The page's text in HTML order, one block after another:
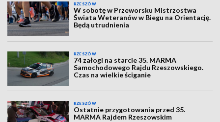
RZESZÓW
W sobotę w Przeworsku Mistrzostwa
Świata Weteranów w Biegu na Orientację.
Będą utrudnienia
RZESZÓW
74 załogi na starcie 35. MARMA
Samochodowego Rajdu Rzeszowskiego.
Czas na wielkie ściganie
RZESZÓW
Ostatnie przygotowania przed 35.
MARMA Rajdem Rzeszowskim